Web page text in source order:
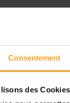
Consentement
des